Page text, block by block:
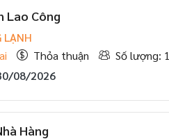
Lao Công
LẠNH
Thỏa thuận
Số lượng: 1
08/2026
Hàng